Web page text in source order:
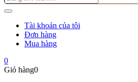
Tài khoản của tôi
Đơn hàng
Mua hàng
0
Giỏ hàng0